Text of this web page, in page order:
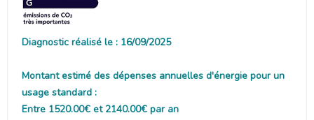
Diagnostic réalisé le : 16/09/2025
Montant estimé des dépenses annuelles d'énergie pour un
usage standard :
Entre 1520.00€ et 2140.00€ par an